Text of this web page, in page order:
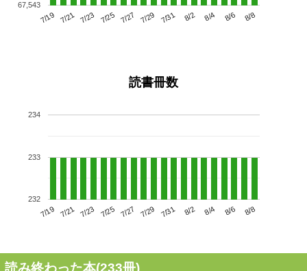
7/19 7/21 7/23 7/25 7/27 7/29 7/31 8/2 8/4 8/6 8/8
67,543
読書冊数
7/19 7/21 7/23 7/25 7/27 7/29 7/31 8/2 8/4 8/6 8/8
232
233
234
読み終わった本(233冊)